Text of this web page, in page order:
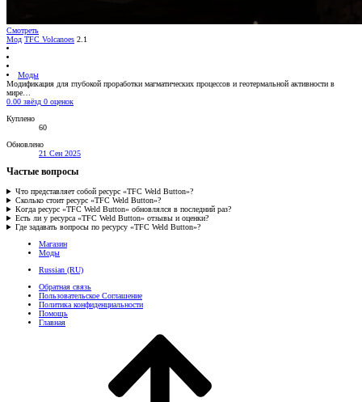
Смотреть
Мод TFC Volcanoes 2.1
Моды
Модификация для глубокой проработки магматических процессов и геотермальной активности в
мире…
0.00 звёзд 0 оценок
Куплено
60
Обновлено
21 Сен 2025
Частые вопросы
Что представляет собой ресурс «TFC Weld Button»?
Сколько стоит ресурс «TFC Weld Button»?
Когда ресурс «TFC Weld Button» обновлялся в последний раз?
Есть ли у ресурса «TFC Weld Button» отзывы и оценки?
Где задавать вопросы по ресурсу «TFC Weld Button»?
Магазин
Моды
Russian (RU)
Обратная связь
Пользовательское Соглашение
Политика конфиденциальности
Помощь
Главная